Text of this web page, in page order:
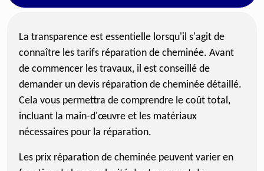
La transparence est essentielle lorsqu'il s'agit de
connaître les tarifs réparation de cheminée. Avant
de commencer les travaux, il est conseillé de
demander un devis réparation de cheminée détaillé.
Cela vous permettra de comprendre le coût total,
incluant la main-d'œuvre et les matériaux
nécessaires pour la réparation.
Les prix réparation de cheminée peuvent varier en